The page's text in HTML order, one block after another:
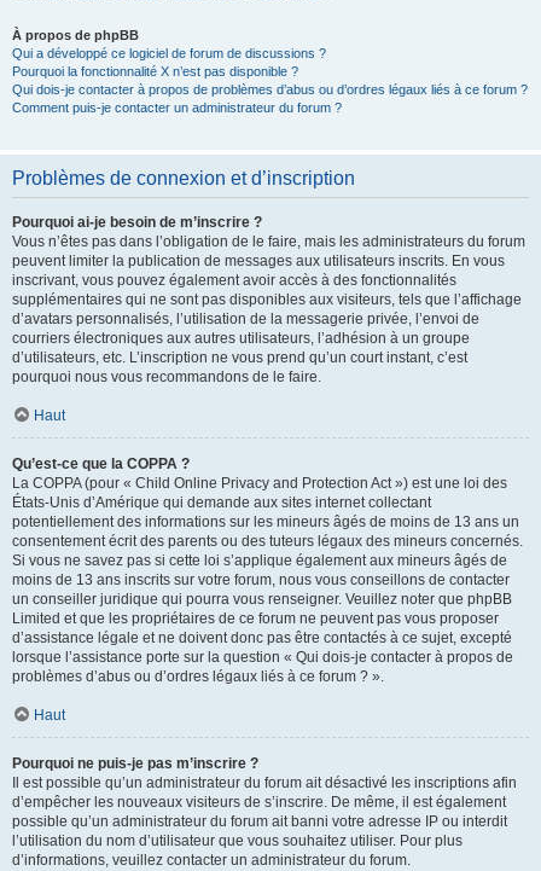
À propos de phpBB
Qui a développé ce logiciel de forum de discussions ?
Pourquoi la fonctionnalité X n’est pas disponible ?
Qui dois-je contacter à propos de problèmes d’abus ou d’ordres légaux liés à ce forum ?
Comment puis-je contacter un administrateur du forum ?
Problèmes de connexion et d’inscription
Pourquoi ai-je besoin de m’inscrire ?
Vous n’êtes pas dans l’obligation de le faire, mais les administrateurs du forum
peuvent limiter la publication de messages aux utilisateurs inscrits. En vous
inscrivant, vous pouvez également avoir accès à des fonctionnalités
supplémentaires qui ne sont pas disponibles aux visiteurs, tels que l’affichage
d’avatars personnalisés, l’utilisation de la messagerie privée, l’envoi de
courriers électroniques aux autres utilisateurs, l’adhésion à un groupe
d’utilisateurs, etc. L’inscription ne vous prend qu’un court instant, c’est
pourquoi nous vous recommandons de le faire.
Haut
Qu’est-ce que la COPPA ?
La COPPA (pour « Child Online Privacy and Protection Act ») est une loi des
États-Unis d’Amérique qui demande aux sites internet collectant
potentiellement des informations sur les mineurs âgés de moins de 13 ans un
consentement écrit des parents ou des tuteurs légaux des mineurs concernés.
Si vous ne savez pas si cette loi s’applique également aux mineurs âgés de
moins de 13 ans inscrits sur votre forum, nous vous conseillons de contacter
un conseiller juridique qui pourra vous renseigner. Veuillez noter que phpBB
Limited et que les propriétaires de ce forum ne peuvent pas vous proposer
d’assistance légale et ne doivent donc pas être contactés à ce sujet, excepté
lorsque l’assistance porte sur la question « Qui dois-je contacter à propos de
problèmes d’abus ou d’ordres légaux liés à ce forum ? ».
Haut
Pourquoi ne puis-je pas m’inscrire ?
Il est possible qu’un administrateur du forum ait désactivé les inscriptions afin
d’empêcher les nouveaux visiteurs de s’inscrire. De même, il est également
possible qu’un administrateur du forum ait banni votre adresse IP ou interdit
l’utilisation du nom d’utilisateur que vous souhaitez utiliser. Pour plus
d’informations, veuillez contacter un administrateur du forum.